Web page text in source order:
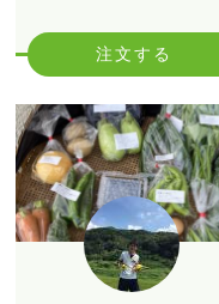
注文する